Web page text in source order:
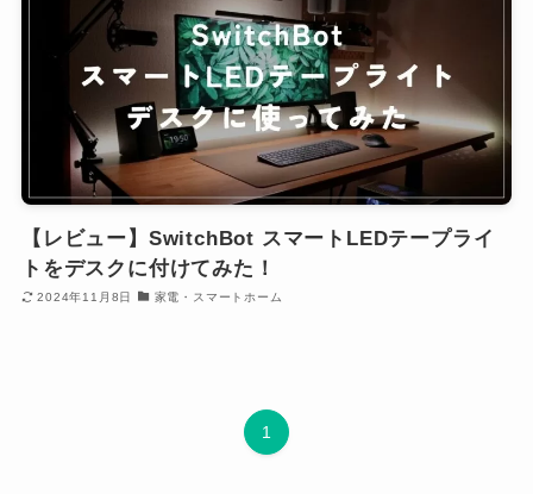
【レビュー】SwitchBot スマートLEDテープライ
トをデスクに付けてみた！
2024年11月8日 家電・スマートホーム
1